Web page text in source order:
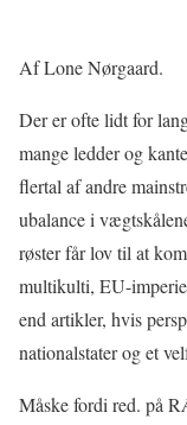
Af Lone Nørgaard.
Der er ofte lidt for
mange ledder og
flertal af andre
ubalance i
røster får lov til at
multikulti, EU-
end artikler, hvis
nationalstater og et
Måske fordi red. på